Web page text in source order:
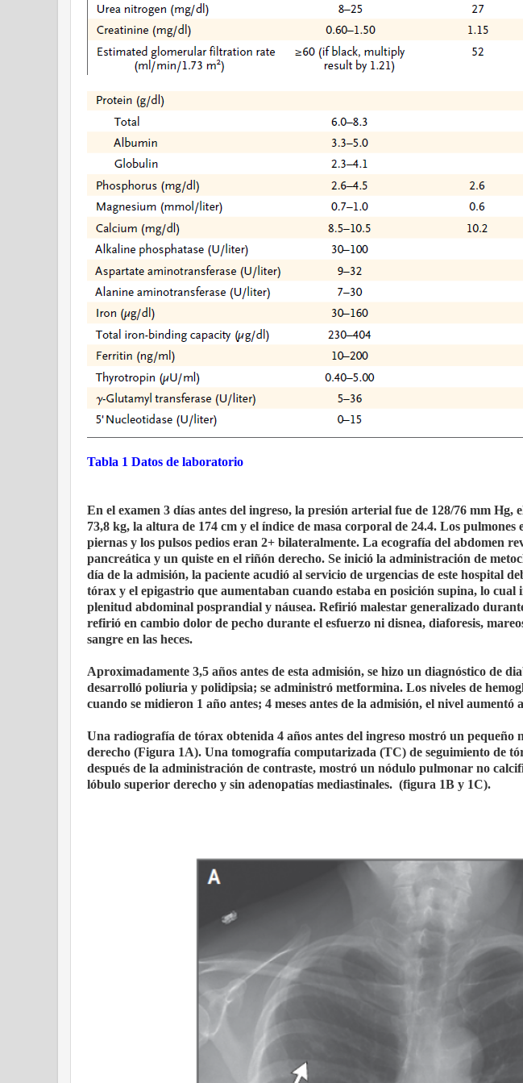
Tabla 1 Datos de laboratorio
En el examen 3 días antes del ingreso, la presión arterial fue de 128/76 mm Hg,
73,8 kg, la altura de 174 cm y el índice de masa corporal de 24.4. Los pulmones
piernas y los pulsos pedios eran 2+ bilateralmente. La ecografía del abdomen
pancreática y un quiste en el riñón derecho. Se inició la administración de
día de la admisión, la paciente acudió al servicio de urgencias de este hospital
tórax y el epigastrio que aumentaban cuando estaba en posición supina, lo cual
plenitud abdominal posprandial y náusea. Refirió malestar generalizado
refirió en cambio dolor de pecho durante el esfuerzo ni disnea, diaforesis,
sangre en las heces.
Aproximadamente 3,5 años antes de esta admisión, se hizo un diagnóstico de
desarrolló poliuria y polidipsia; se administró metformina. Los niveles de
cuando se midieron 1 año antes; 4 meses antes de la admisión, el nivel
Una radiografía de tórax obtenida 4 años antes del ingreso mostró un
derecho (Figura 1A). Una tomografía computarizada (TC) de seguimiento de
después de la administración de contraste, mostró un nódulo pulmonar no
lóbulo superior derecho y sin adenopatías mediastinales. (figura 1B y 1C).